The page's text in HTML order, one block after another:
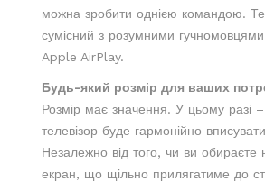
можна зробити однією командою.
сумісний з розумними
Apple AirPlay.
Будь-який розмір для ваших
Розмір має значення. У цьому разі
телевізор буде гармонійно
Незалежно від того, чи ви обираєте
екран, що щільно прилягатиме до